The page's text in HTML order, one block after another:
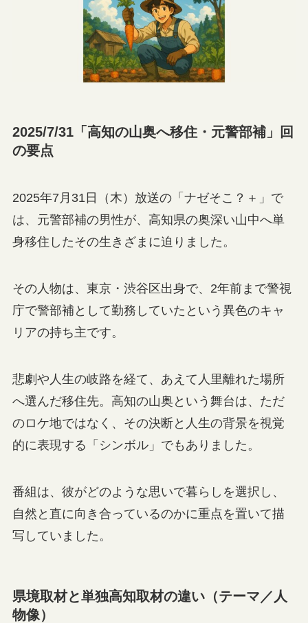
2025/7/31「高知の山奥へ移住・元警部補」回
の要点
2025年7月31日（木）放送の「ナゼそこ？＋」で
は、元警部補の男性が、高知県の奥深い山中へ単
身移住したその生きざまに迫りました。
その人物は、東京・渋谷区出身で、2年前まで警視
庁で警部補として勤務していたという異色のキャ
リアの持ち主です。
悲劇や人生の岐路を経て、あえて人里離れた場所
へ選んだ移住先。高知の山奥という舞台は、ただ
のロケ地ではなく、その決断と人生の背景を視覚
的に表現する「シンボル」でもありました。
番組は、彼がどのような思いで暮らしを選択し、
自然と直に向き合っているのかに重点を置いて描
写していました。
県境取材と単独高知取材の違い（テーマ／人
物像）